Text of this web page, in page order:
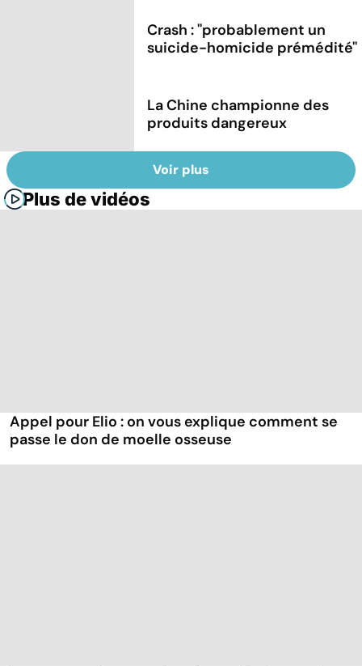
Crash : ''probablement un
suicide-homicide prémédité''
La Chine championne des
produits dangereux
Voir plus
Plus de vidéos
Appel pour Elio : on vous explique comment se
passe le don de moelle osseuse